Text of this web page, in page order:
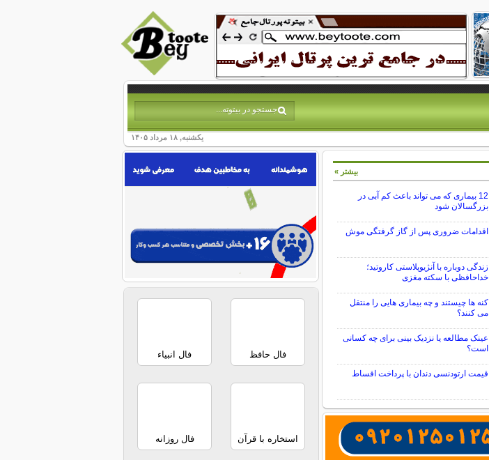
یکشنبه, ۱۸ مرداد ۱۴۰۵
12 بیماری که می تواند باعث کم آبی در
بزرگسالان شود
اقدامات ضروری پس از گاز گرفتگی موش
زندگی دوباره با آنژیوپلاستی کاروتید؛
خداحافظی با سکته مغزی
کنه ها چیستند و چه بیماری هایی را منتقل
می کنند؟
عینک مطالعه یا نزدیک بینی برای چه کسانی
است؟
قیمت ارتودنسی دندان با پرداخت اقساط
بیشتر »
فال حافظ فال انبیاء
استخاره با قرآن فال روزانه